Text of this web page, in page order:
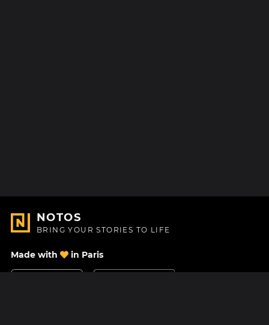
NOTOS
BRING YOUR STORIES TO LIFE
Made with in Paris